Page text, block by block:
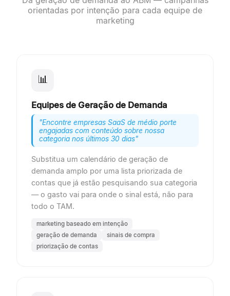
orientadas por intenção para cada equipe de
marketing
📊
Equipes de Geração de Demanda
"Encontre empresas SaaS de médio porte
engajadas com conteúdo sobre nossa
categoria nos últimos 30 dias"
Substitua um calendário de geração de
demanda amplo por uma lista priorizada de
contas que já estão pesquisando sua categoria
— o gasto vai para onde o sinal está, não para
todo o TAM.
marketing baseado em intenção
geração de demanda
sinais de compra
priorização de contas